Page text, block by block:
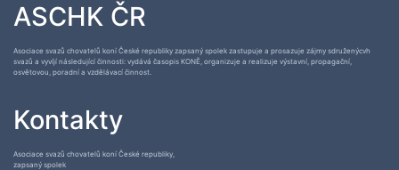
ASCHK ČR
Asociace svazů chovatelů koní České republiky zapsaný spolek zastupuje a prosazuje zájmy sdruženýcvh
svazů a vyvíjí následující činnosti: vydává časopis KONĚ, organizuje a realizuje výstavní, propagační,
osvětovou, poradní a vzdělávací činnost.
Kontakty
Asociace svazů chovatelů koní České republiky,
zapsaný spolek